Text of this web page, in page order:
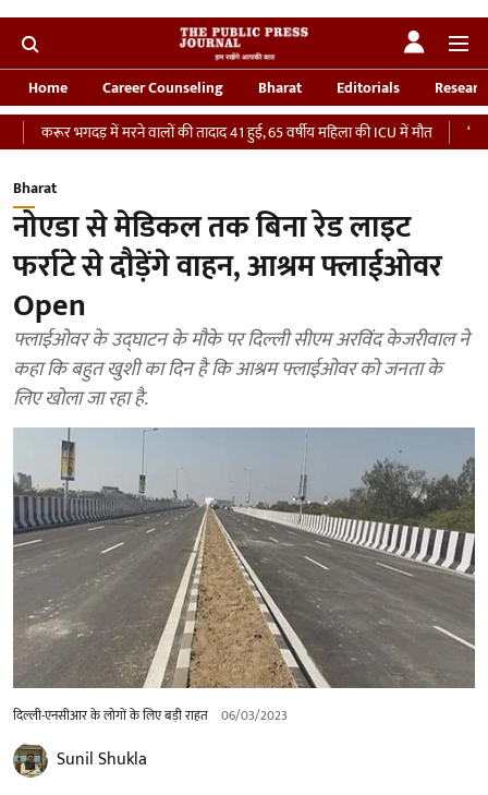
Home Career Counseling Bharat Editorials
भगदड़ में मरने वालों की तादाद 41 हुई, 65 वर्षीय महिला की ICU में मौत
‘भारतीय
Bharat
नोएडा से मेडिकल तक बिना रेड लाइट
फर्राटे से दौड़ेंगे वाहन, आश्रम फ्लाईओवर
Open
फ्लाईओवर के उद्घाटन के मौके पर दिल्ली सीएम अरविंद केजरीवाल ने
कहा कि बहुत खुशी का दिन है कि आश्रम फ्लाईओवर को जनता के
लिए खोला जा रहा है.
दिल्ली-एनसीआर के लोगों के लिए बड़ी राहत 06/03/2023
Sunil Shukla